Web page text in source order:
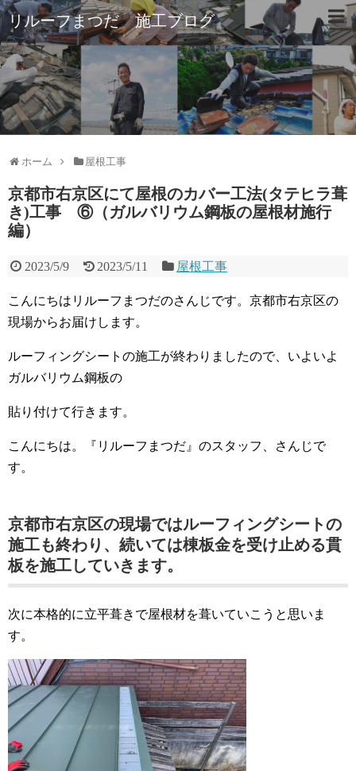
リルーフまつだ 施工ブログ
ホーム 屋根工事
京都市右京区にて屋根のカバー工法(タテヒラ葺
き)工事 ⑥（ガルバリウム鋼板の屋根材施行
編）
2023/5/9 2023/5/11 屋根工事
こんにちはリルーフまつだのさんじです。京都市右京区の
現場からお届けします。
ルーフィングシートの施工が終わりましたので、いよいよ
ガルバリウム鋼板の
貼り付けて行きます。
こんにちは。『リルーフまつだ』のスタッフ、さんじで
す。
京都市右京区の現場ではルーフィングシートの
施工も終わり、続いては棟板金を受け止める貫
板を施工していきます。
次に本格的に立平葺きで屋根材を葺いていこうと思いま
す。